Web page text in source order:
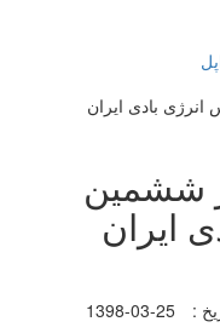
ششمین
ایران
:
1398-03-25